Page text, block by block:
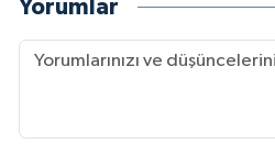
Yorumlar